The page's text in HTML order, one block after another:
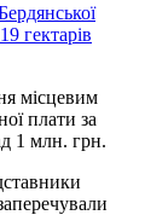
гектарів
місцевим
плати за
1 млн. грн.